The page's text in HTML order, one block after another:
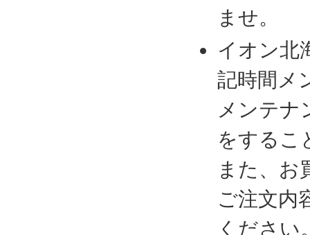
ませ。
イオン北
記時間メ
メンテナ
をするこ
また、お
ご注文内
ください